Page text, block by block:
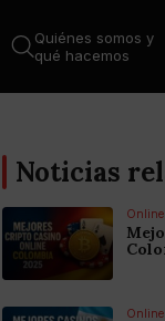
Quiénes somos y
qué hacemos
Noticias